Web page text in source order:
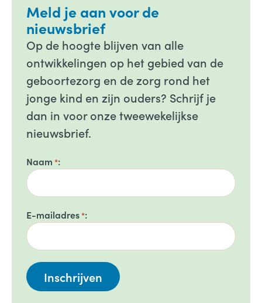
Meld je aan voor de
nieuwsbrief
Op de hoogte blijven van alle
ontwikkelingen op het gebied van de
geboortezorg en de zorg rond het
jonge kind en zijn ouders? Schrijf je
dan in voor onze tweewekelijkse
nieuwsbrief.
Naam *
E-mailadres*